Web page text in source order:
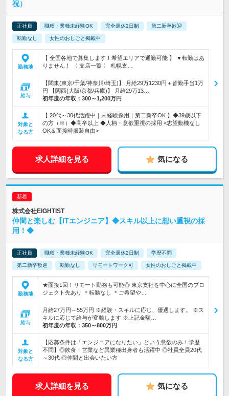
祝）
正社員 職種・業種未経験OK 完全週休2日制 第二新卒歓迎
転勤なし 女性のおしごと掲載中
勤務地
【 全国各地で募集します！希望エリアで通勤可能 】 ▼転勤はあ
りません！ 〈 支店一覧 〉 札幌支…
給与
【関東(東京/千葉/神奈川/埼玉)】 月給29万1230円＋皆勤手当1万
円 【関西(大阪/京都/兵庫)】 月給29万13…
初年度の年収： 300～1,200万円
対象と
なる方
【 20代～30代活躍中｜未経験採用｜第二新卒OK 】◆39歳以下
の方（※）◆高卒以上 ◆人柄・意欲重視の採用 <志望動機なし
OK＆面接時服装自由>
求人詳細を見る 気になる
株式会社EIGHTIST
仲間と楽しむ【ITエンジニア】◆スキル以上に想い重視の採
用！◆
正社員 職種・業種未経験OK 完全週休2日制 学歴不問
第二新卒歓迎 転勤なし リモートワーク可 女性のおしごと掲載中
勤務地
★面接1回！リモート勤務も可能◎ 東京支社を中心に全国のプロ
ジェクト先あり ＊転勤なし ＊ご希望や…
給与
月給27万円～55万円 ※経験・スキルに応じ、優遇します。 ※ス
キルに応じて給与が変動します ※上記金額…
初年度の年収： 350～800万円
対象と
なる方
【応募条件は「エンジニアになりたい」という意欲のみ！学歴
不問】◎飲食・営業など異業種出身者も活躍中 ◎社員全員20代
～30代 ◎仲間と出会いたい方
求人詳細を見る 気になる